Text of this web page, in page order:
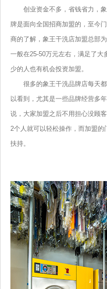
创业资金不多，省钱省力，象
牌是面向全国招商加盟的，至今
商的了解，象王干洗店加盟总部
一般在25-50万元左右，满足了大
少的人也有机会投资加盟。
很多的象王干洗品牌店每天都
以看到，尤其是一些品牌经营多
说，大家加盟之后不用担心没顾
2个人就可以轻松操作，而加盟
扶持。